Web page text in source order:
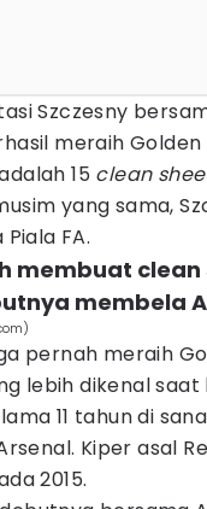
Szczesny
meraih
15 clean
yang sama,
FA.
membuat
membela
pernah meraih
lebih dikenal
11 tahun di
Kiper asal
2015.